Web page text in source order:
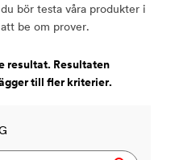
bör testa våra produkter i
be om prover.
resultat. Resultaten
till fler kriterier.